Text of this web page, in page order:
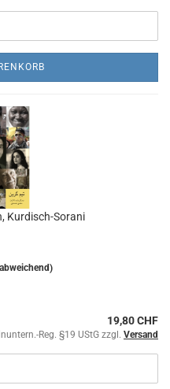
Kurdisch-Sorani
19,80 CHF
Reg. §19 UStG zzgl. Versand